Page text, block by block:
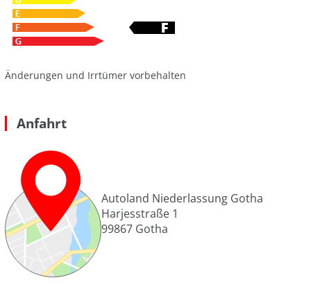
Änderungen und Irrtümer vorbehalten
Anfahrt
Autoland Niederlassung Gotha
Harjesstraße 1
99867 Gotha